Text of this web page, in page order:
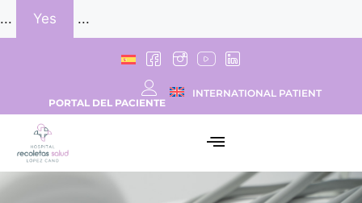
... Yes ...
PORTAL DEL PACIENTE
INTERNATIONAL PATIENT